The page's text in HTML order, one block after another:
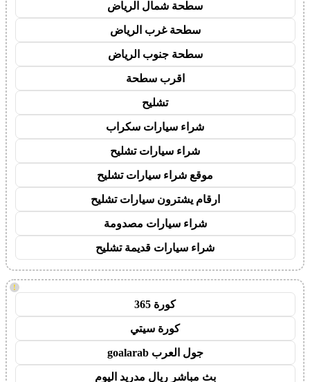
سطحة شمال الرياض
سطحة غرب الرياض
سطحة جنوب الرياض
اقرب سطحة
تشليح
شراء سيارات سكراب
شراء سيارات تشليح
موقع شراء سيارات تشليح
ارقام يشترون سيارات تشليح
شراء سيارات مصدومة
شراء سيارات قديمة تشليح
!
كورة 365
كورة سيتي
جول العرب goalarab
بث مباشر ريال مدريد اليوم